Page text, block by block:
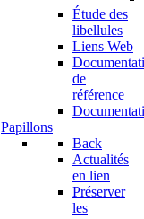
Étude des
libellules
Liens Web
de
référence
Papillons
Back
Actualités
en lien
Préserver
les